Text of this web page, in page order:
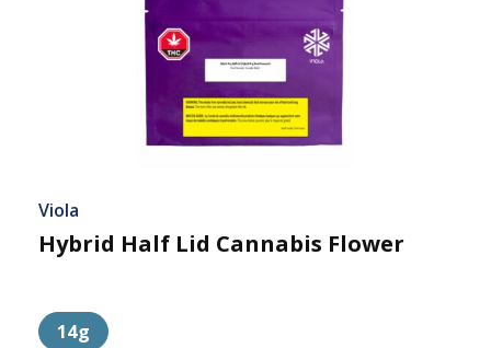
Viola
Hybrid Half Lid Cannabis Flower
14g